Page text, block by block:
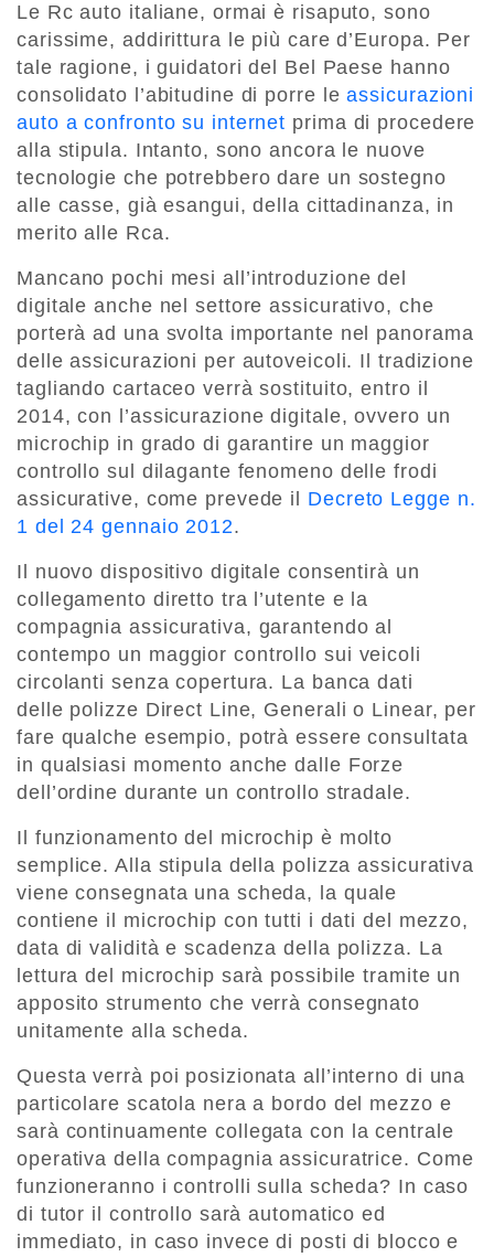
Le Rc auto italiane, ormai è risaputo, sono
carissime, addirittura le più care d’Europa. Per
tale ragione, i guidatori del Bel Paese hanno
consolidato l’abitudine di porre leassicurazioni
auto a confronto su internet prima di procedere
alla stipula. Intanto, sono ancora le nuove
tecnologie che potrebbero dare un sostegno
alle casse, già esangui, della cittadinanza, in
merito alle Rca.
Mancano pochi mesi all’introduzione del
digitale anche nel settore assicurativo, che
porterà ad una svolta importante nel panorama
delle assicurazioni per autoveicoli. Il tradizione
tagliando cartaceo verrà sostituito, entro il
2014, con l’assicurazione digitale, ovvero un
microchip in grado di garantire un maggior
controllo sul dilagante fenomeno delle frodi
assicurative, come prevede il Decreto Legge n.
1 del 24 gennaio 2012.
Il nuovo dispositivo digitale consentirà un
collegamento diretto tra l’utente e la
compagnia assicurativa, garantendo al
contempo un maggior controllo sui veicoli
circolanti senza copertura. La banca dati
delle polizze Direct Line, Generali o Linear, per
fare qualche esempio, potrà essere consultata
in qualsiasi momento anche dalle Forze
dell’ordine durante un controllo stradale.
Il funzionamento del microchip è molto
semplice. Alla stipula della polizza assicurativa
viene consegnata una scheda, la quale
contiene il microchip con tutti i dati del mezzo,
data di validità e scadenza della polizza. La
lettura del microchip sarà possibile tramite un
apposito strumento che verrà consegnato
unitamente alla scheda.
Questa verrà poi posizionata all’interno di una
particolare scatola nera a bordo del mezzo e
sarà continuamente collegata con la centrale
operativa della compagnia assicuratrice. Come
funzioneranno i controlli sulla scheda? In caso
di tutor il controllo sarà automatico ed
immediato, in caso invece di posti di blocco e